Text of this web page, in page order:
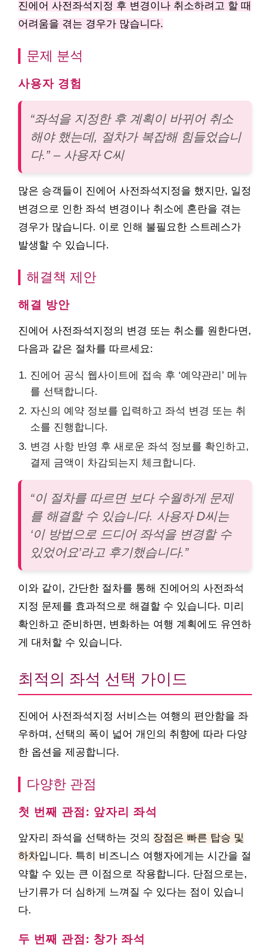
진에어 사전좌석지정 후 변경이나 취소하려고 할 때
어려움을 겪는 경우가 많습니다.
문제 분석
사용자 경험
“좌석을 지정한 후 계획이 바뀌어 취소
해야 했는데, 절차가 복잡해 힘들었습니
다.” – 사용자 C씨
많은 승객들이 진에어 사전좌석지정을 했지만, 일정
변경으로 인한 좌석 변경이나 취소에 혼란을 겪는
경우가 많습니다. 이로 인해 불필요한 스트레스가
발생할 수 있습니다.
해결책 제안
해결 방안
진에어 사전좌석지정의 변경 또는 취소를 원한다면,
다음과 같은 절차를 따르세요:
진에어 공식 웹사이트에 접속 후 ‘예약관리’ 메뉴
를 선택합니다.
자신의 예약 정보를 입력하고 좌석 변경 또는 취
소를 진행합니다.
변경 사항 반영 후 새로운 좌석 정보를 확인하고,
결제 금액이 차감되는지 체크합니다.
“이 절차를 따르면 보다 수월하게 문제
를 해결할 수 있습니다. 사용자 D씨는
‘이 방법으로 드디어 좌석을 변경할 수
있었어요’라고 후기했습니다.”
이와 같이, 간단한 절차를 통해 진에어의 사전좌석
지정 문제를 효과적으로 해결할 수 있습니다. 미리
확인하고 준비하면, 변화하는 여행 계획에도 유연하
게 대처할 수 있습니다.
최적의 좌석 선택 가이드
진에어 사전좌석지정 서비스는 여행의 편안함을 좌
우하며, 선택의 폭이 넓어 개인의 취향에 따라 다양
한 옵션을 제공합니다.
다양한 관점
첫 번째 관점: 앞자리 좌석
앞자리 좌석을 선택하는 것의 장점은 빠른 탑승 및
하차입니다. 특히 비즈니스 여행자에게는 시간을 절
약할 수 있는 큰 이점으로 작용합니다. 단점으로는,
난기류가 더 심하게 느껴질 수 있다는 점이 있습니
다.
두 번째 관점: 창가 좌석